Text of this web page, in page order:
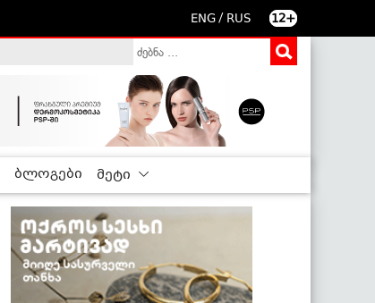
ENG / RUS 12+
ბლოგები მეტი